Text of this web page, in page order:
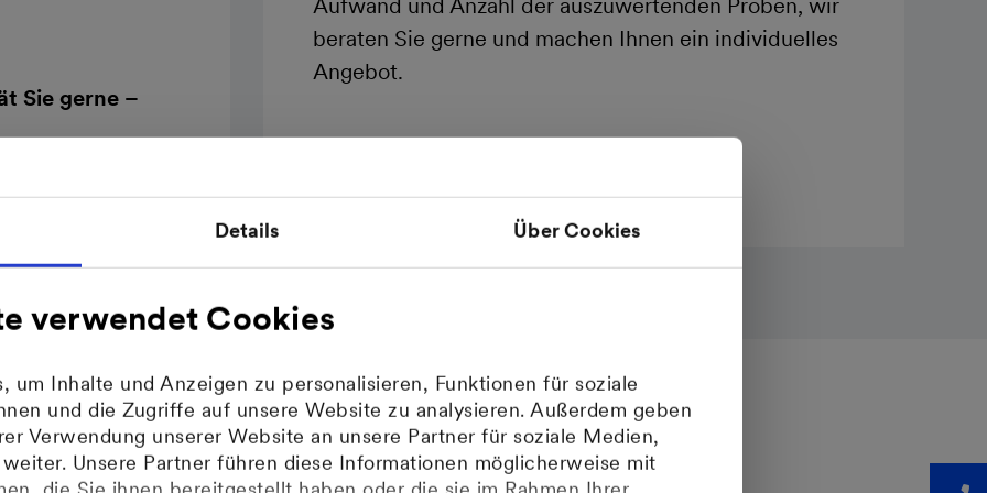
Details Über Cookies
verwendet Cookies
um Inhalte und Anzeigen zu personalisieren, Funktionen für soziale
und die Zugriffe auf unsere Website zu analysieren. Außerdem geben
Verwendung unserer Website an unsere Partner für soziale Medien,
Unsere Partner führen diese Informationen möglicherweise mit
die Sie ihnen bereitgestellt haben oder die sie im Rahmen Ihrer
Sie gerne –
Aufwand und Anzahl der auszuwertenden Proben, wir
beraten Sie gerne und machen Ihnen ein individuelles
Angebot.
an das MVV Wasserlabor